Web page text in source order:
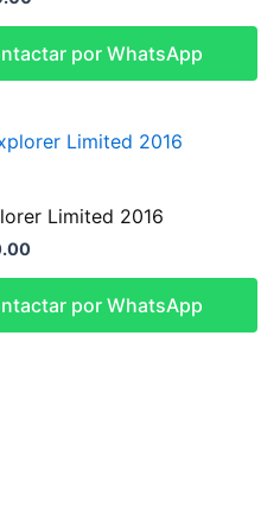
por WhatsApp
Limited 2016
por WhatsApp